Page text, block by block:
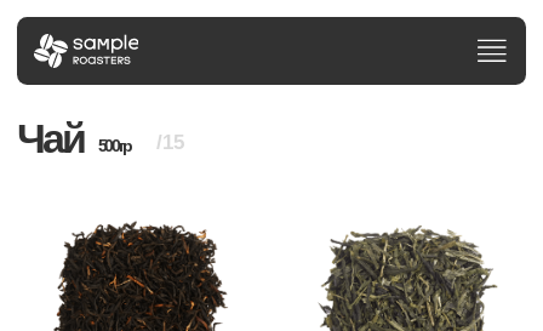
Чай зеленый Сенча 1049 ₽
500 г
Чай черный Ассам 1525 ₽
500 г